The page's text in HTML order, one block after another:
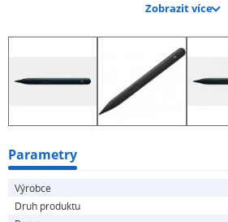
*Surface Pro 3 - Surface Pro 11. edice
*Surface Pro 12"
*Surface Duo, Surface Duo 2
*Surface Go, Go 2, Go 3, Go 4
*Surface Hub 2S
*Surface Laptop 13"
*Surface Studio 1, 2
*Surface Laptop Studio
*Surface Laptop Studio 2
Zobrazit více
Parametry
Výrobce
Druh produktu